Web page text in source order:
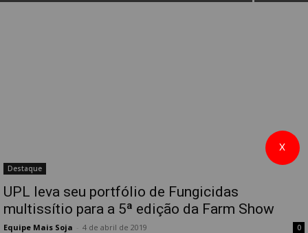
Destaque
UPL leva seu portfólio de Fungicidas
multissítio para a 5ª edição da Farm Show
Equipe Mais Soja 4 de abril de 2019 0
X